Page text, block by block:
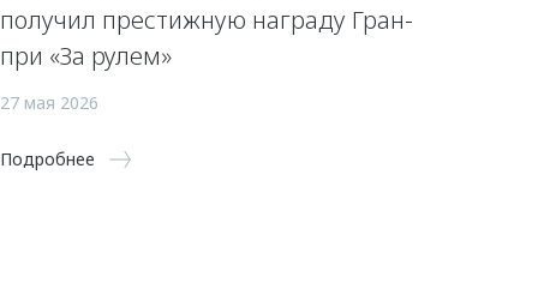
получил престижную награду Гран-
при «За рулем»
27 мая 2026
Подробнее